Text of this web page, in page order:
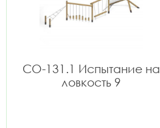
СО-131.1 Испытание на
ловкость 9